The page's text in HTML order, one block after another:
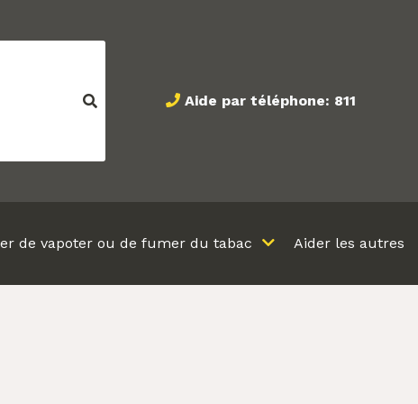
Aide par téléphone: 811
de vapoter ou de fumer du tabac Aider les autres